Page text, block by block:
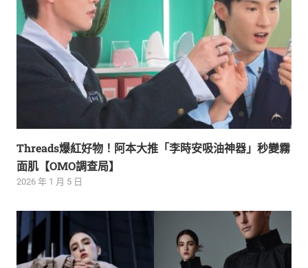
Threads爆紅好物！阿本大推「李時安吸油神器」秒變霧
面肌【OMO調查局】
2026 年 1 月 5 日